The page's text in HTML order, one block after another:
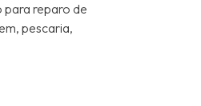
para reparo de
pescaria,